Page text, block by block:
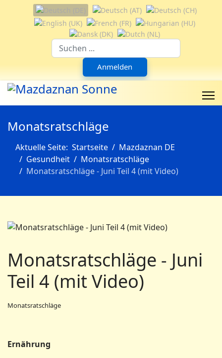
Sprache auswählen
Anmelden
Monatsratschläge
Aktuelle Seite: Startseite
Mazdaznan DE
Gesundheit
Monatsratschläge
Monatsratschläge - Juni Teil 4 (mit Video)
Monatsratschläge - Juni
Teil 4 (mit Video)
Monatsratschläge
Ernährung